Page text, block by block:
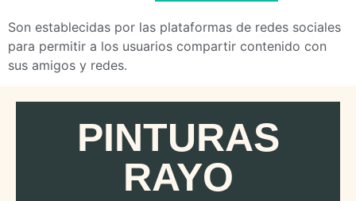
Son establecidas por las plataformas de redes sociales
para permitir a los usuarios compartir contenido con
sus amigos y redes.
PINTURAS
RAYO